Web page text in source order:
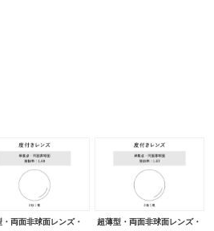
・両面非球面レンズ・
超薄型・両面非球面レンズ・